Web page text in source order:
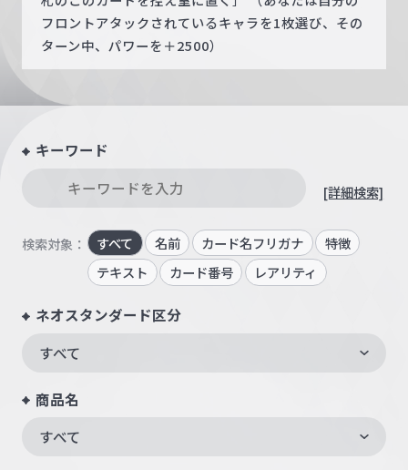
フロントアタックされているキャラを1枚選び、その
ターン中、パワーを＋2500）
キーワード
[詳細検索]
検索対象： すべて 名前 カード名フリガナ
特徴
テキスト
カード番号 レアリティ
ネオスタンダード区分
すべて
商品名
すべて